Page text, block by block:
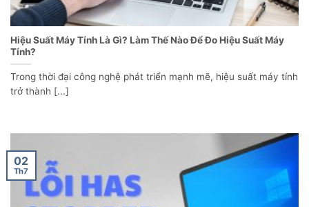
Hiệu Suất Máy Tính Là Gì? Làm Thế Nào Để Đo Hiệu Suất Máy
Tính?
Trong thời đại công nghệ phát triển mạnh mẽ, hiệu suất máy tính
trở thành [...]
02
Th7